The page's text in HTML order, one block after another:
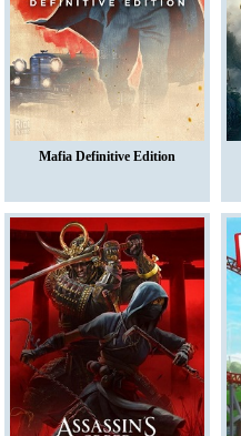
Mafia Definitive Edition